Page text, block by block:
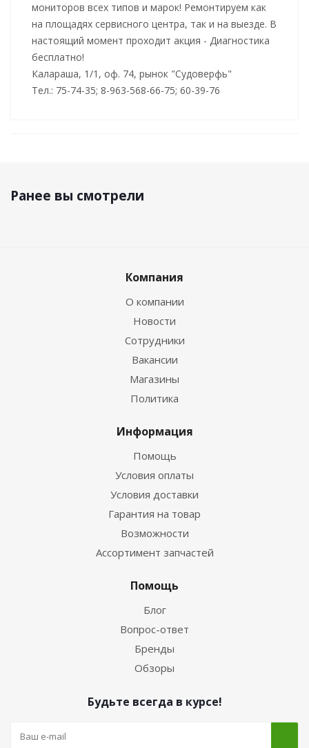
мониторов всех типов и марок! Ремонтируем как
на площадях сервисного центра, так и на выезде. В
настоящий момент проходит акция - Диагностика
бесплатно!
Калараша, 1/1, оф. 74, рынок "Судоверфь"
Тел.: 75-74-35; 8-963-568-66-75; 60-39-76
Ранее вы смотрели
Компания
О компании
Новости
Сотрудники
Вакансии
Магазины
Политика
Информация
Помощь
Условия оплаты
Условия доставки
Гарантия на товар
Возможности
Ассортимент запчастей
Помощь
Блог
Вопрос-ответ
Бренды
Обзоры
Будьте всегда в курсе!